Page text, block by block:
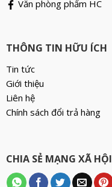
Văn phòng phẩm HC
THÔNG TIN HỮU ÍCH
Tin tức
Giới thiệu
Liên hệ
Chính sách đổi trả hàng
CHIA SẺ MẠNG XÃ HỘI